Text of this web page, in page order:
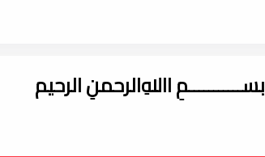
بســـــــــــمِ اﷲِالرحمنِ الرحيم